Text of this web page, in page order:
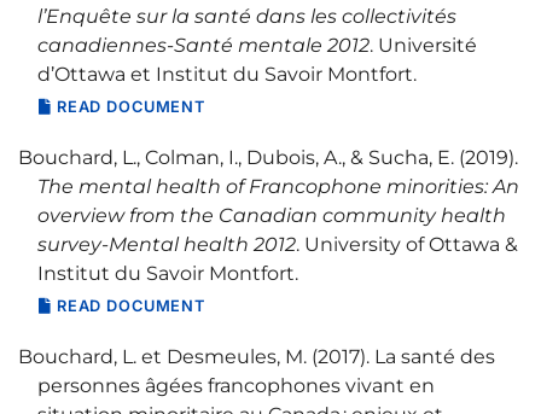
l’Enquête sur la santé dans les collectivités
canadiennes-Santé mentale 2012. Université
d’Ottawa et Institut du Savoir Montfort.
READ DOCUMENT
Bouchard, L., Colman, I., Dubois, A., & Sucha, E. (2019).
The mental health of Francophone minorities: An
overview from the Canadian community health
survey-Mental health 2012. University of Ottawa &
Institut du Savoir Montfort.
READ DOCUMENT
Bouchard, L. et Desmeules, M. (2017). La santé des
personnes âgées francophones vivant en